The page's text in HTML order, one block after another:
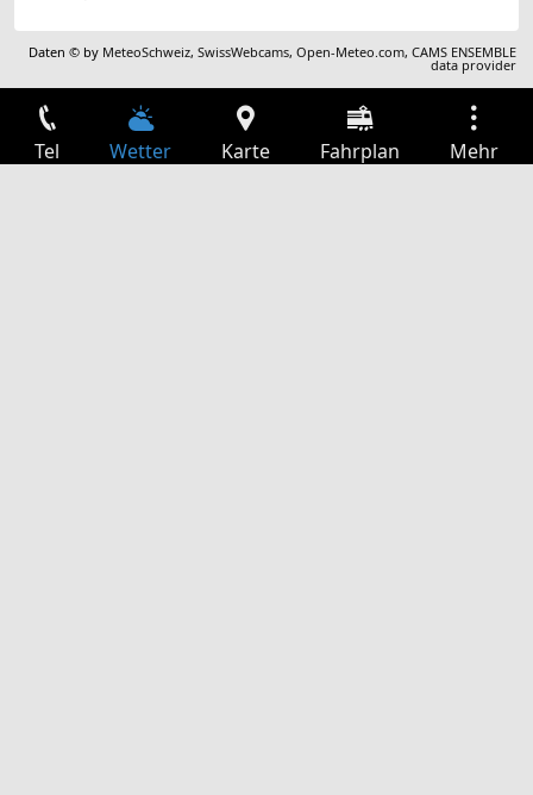
Daten © by MeteoSchweiz,SwissWebcams,Open-Meteo.com,CAMS ENSEMBLE
data provider
Tel Wetter Karte Fahrplan Mehr